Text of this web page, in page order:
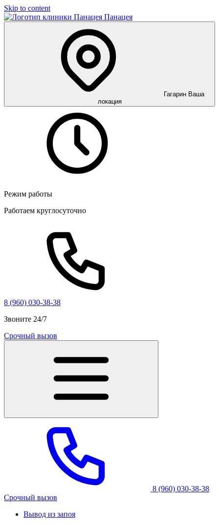
Skip to content
Панацея
Гагарин Ваша
локация
Режим работы
Работаем круглосуточно
8 (960) 030-38-38
Звоните 24/7
Срочный вызов
8 (960) 030-38-38
Срочный вызов
Вывод из запоя